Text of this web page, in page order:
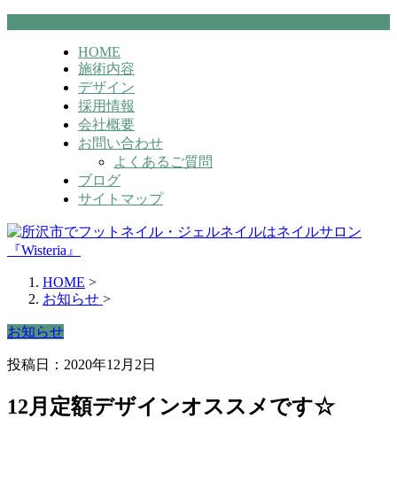
HOME
施術内容
デザイン
採用情報
会社概要
お問い合わせ
よくあるご質問
ブログ
サイトマップ
HOME >
お知らせ >
お知らせ
投稿日：2020年12月2日
12月定額デザインオススメです☆